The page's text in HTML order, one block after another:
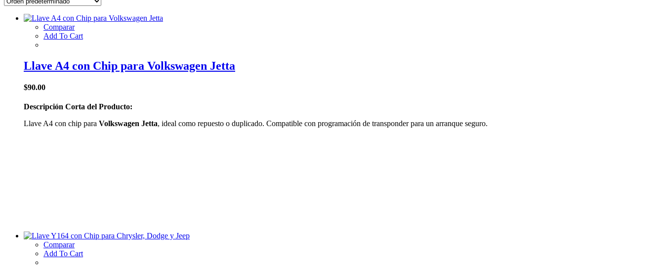
Comparar
Add To Cart
Llave A4 con Chip para Volkswagen Jetta
$90.00
Descripción Corta del Producto:
Llave A4 con chip para Volkswagen Jetta, ideal como repuesto o duplicado. Compatible con programación de transponder para un arranque seguro.
Comparar
Add To Cart